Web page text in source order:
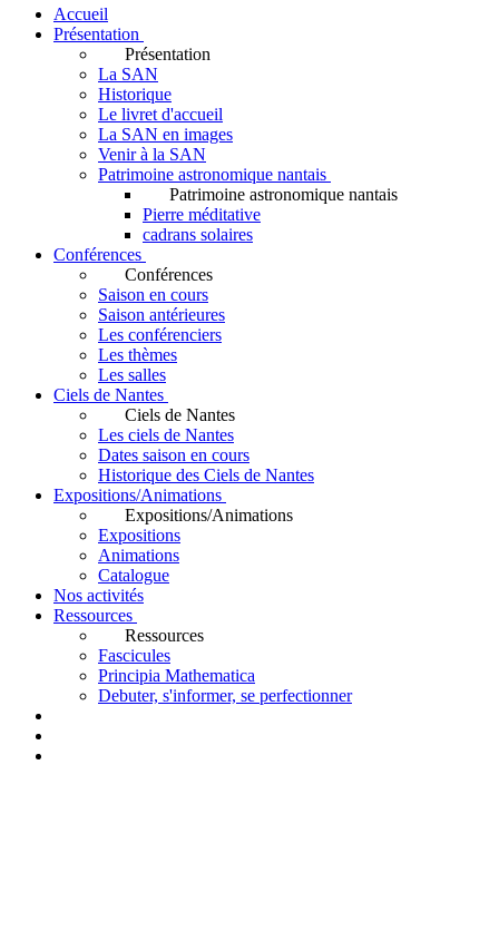
Accueil
Présentation
Présentation
La SAN
Historique
Le livret d'accueil
La SAN en images
Venir à la SAN
Patrimoine astronomique nantais
Patrimoine astronomique nantais
Pierre méditative
cadrans solaires
Conférences
Conférences
Saison en cours
Saison antérieures
Les conférenciers
Les thèmes
Les salles
Ciels de Nantes
Ciels de Nantes
Les ciels de Nantes
Dates saison en cours
Historique des Ciels de Nantes
Expositions/Animations
Expositions/Animations
Expositions
Animations
Catalogue
Nos activités
Ressources
Ressources
Fascicules
Principia Mathematica
Debuter, s'informer, se perfectionner